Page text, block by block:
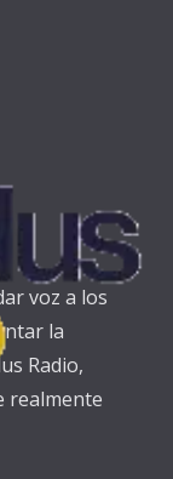
voz a los
la
Radio,
realmente